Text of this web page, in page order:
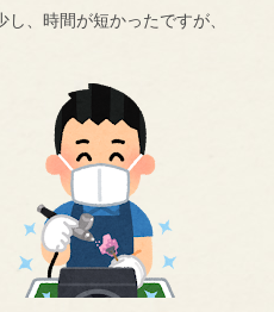
し、時間が短かったですが、